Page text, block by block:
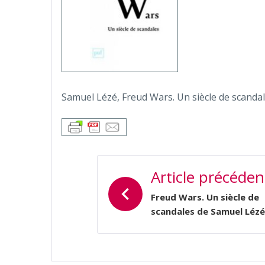
Samuel Lézé, Freud Wars. Un siècle de
DE
L’ARTICLE
Article
Freud Wars. Un siècle de
scandales de Samuel Lézé